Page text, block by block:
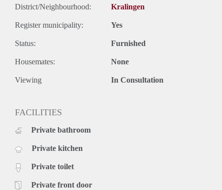
Huurprijs en voorwaarden:
voorwaarden en beschikbaarheid.
District/Neighbourhood: Kralingen
Register municipality: Yes
Status: Furnished
Housemates: None
Viewing In Consultation
FACILITIES
Private bathroom
Private kitchen
Private toilet
Private front door